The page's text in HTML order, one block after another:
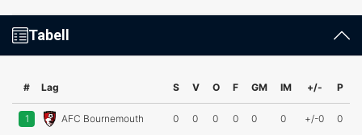
Tabell
# Lag S V O F GM IM +/- P
1 AFC Bournemouth 0 0 0 0 0 0 +/-0 0